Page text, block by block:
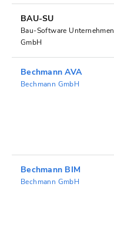
BAU-SU
Bau-Software Unternehmen
GmbH
Bechmann AVA
Bechmann GmbH
Bechmann BIM
Bechmann GmbH